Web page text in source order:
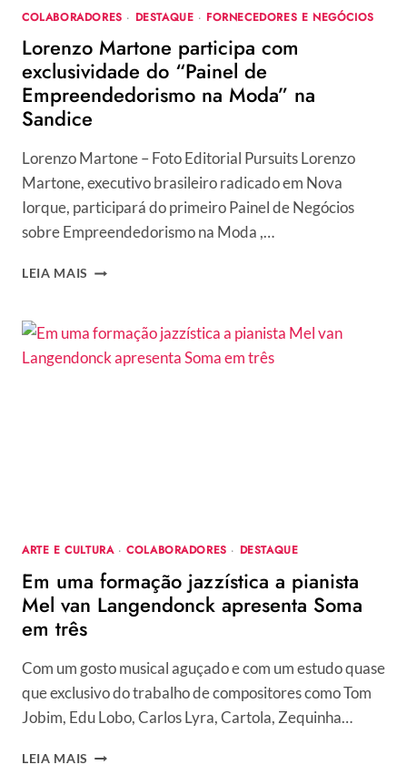
COLABORADORES · DESTAQUE · FORNECEDORES E NEGÓCIOS
Lorenzo Martone participa com
exclusividade do “Painel de
Empreendedorismo na Moda” na
Sandice
Lorenzo Martone – Foto Editorial Pursuits Lorenzo
Martone, executivo brasileiro radicado em Nova
Iorque, participará do primeiro Painel de Negócios
sobre Empreendedorismo na Moda ,…
LEIA MAIS LORENZO
COM
EXCLUSIVIDADE
DO
ARTE E CULTURA·COLABORADORES · DESTAQUE
Em uma formação jazzística a pianista
Mel van Langendonck apresenta Soma
em três
Com um gosto musical aguçado e com um estudo quase
que exclusivo do trabalho de compositores como Tom
Jobim, Edu Lobo, Carlos Lyra, Cartola, Zequinha…
LEIA MAIS EM